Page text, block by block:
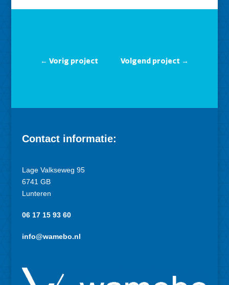
← Vorig project Volgend project →
Contact informatie:
Lage Valkseweg 95
6741 GB
Lunteren
06 17 15 93 60
info@wamebo.nl